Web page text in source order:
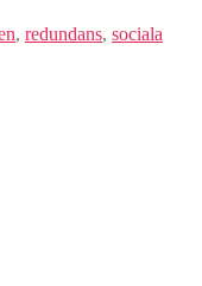
, redundans, sociala